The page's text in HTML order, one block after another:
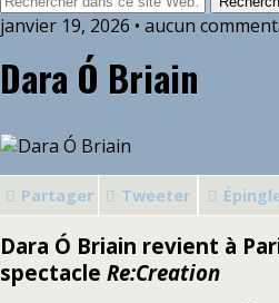
janvier 19, 2026 • aucun
Dara Ó Briain
Partager Tweeter
Dara Ó Briain revient à
spectacle Re:Creation